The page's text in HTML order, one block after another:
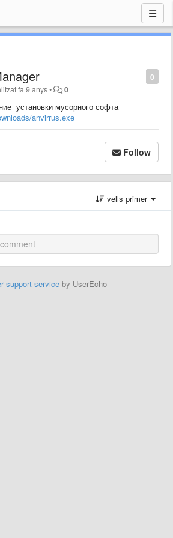
0
fa 9 anys• 0
установки мусорного софта
anvirrus.exe
Follow
vells primer
support service by UserEcho